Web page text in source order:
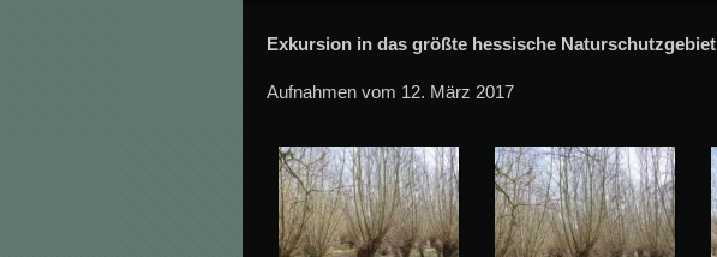
Exkursion in das größte hessische Naturschutzgebiet
Aufnahmen vom 12. März 2017